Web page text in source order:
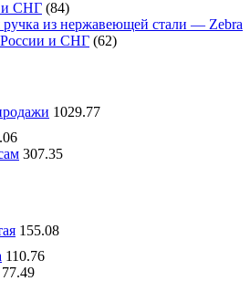
и СНГ (84)
ручка из нержавеющей стали — Zebra
и СНГ (62)
1029.77
307.35
155.08
110.76
77.49